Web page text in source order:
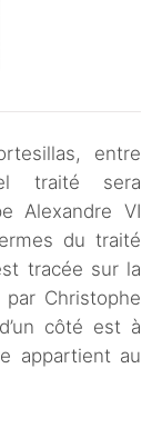
entre
traité sera
Alexandre VI
du traité
tracée sur la
Christophe
côté est à
appartient au